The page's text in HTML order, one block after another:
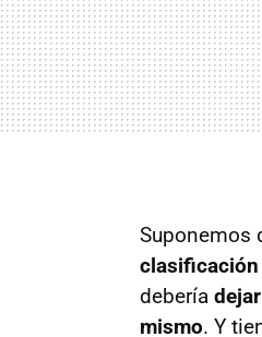
Suponemos
clasificación
debería
mismo. Y